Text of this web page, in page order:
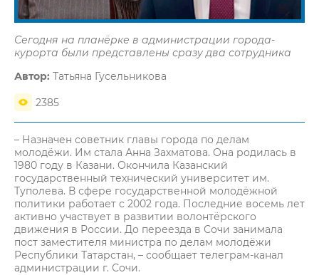
Сегодня на планёрке в администрации города-
курорта были представлены сразу два сотрудника
Автор: Татьяна Гусельникова
2385
– Назначен советник главы города по делам
молодёжи. Им стала Анна Захматова. Она родилась в
1980 году в Казани. Окончила Казанский
государственный технический университет им.
Туполева. В сфере государственной молодёжной
политики работает с 2002 года. Последние восемь лет
активно участвует в развитии волонтёрского
движения в России. До переезда в Сочи занимала
пост заместителя министра по делам молодёжи
Республики Татарстан, – сообщает телеграм-канал
администрации г. Сочи.